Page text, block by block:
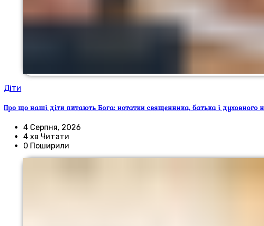
Діти
Про що наші діти питають Бога: нотатки священника, батька і духовного
4 Серпня, 2026
4 хв Читати
0 Поширили